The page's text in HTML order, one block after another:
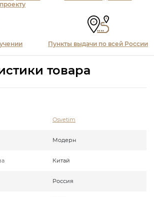
Пункты выдачи по всей России
товара
Osvetim
Модерн
Китай
Россия